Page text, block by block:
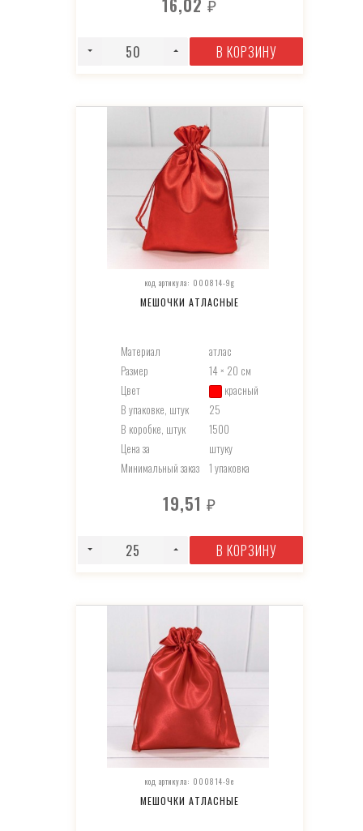
16,02₽
В КОРЗИНУ
код артикула: 000814-9g
МЕШОЧКИ АТЛАСНЫЕ
Материал
атлас
Размер
14 × 20 см
Цвет
красный
В упаковке, штук
25
В коробке, штук
1500
Цена за
штуку
Минимальный заказ
1 упаковка
19,51₽
В КОРЗИНУ
код артикула: 000814-9e
МЕШОЧКИ АТЛАСНЫЕ